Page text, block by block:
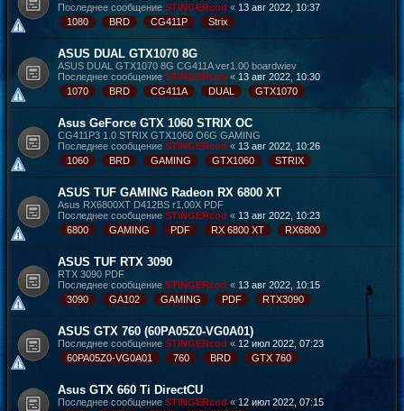
Последнее сообщение STINGERcod « 13 авг 2022, 10:37
1080
BRD CG411P Strix
ASUS DUAL GTX1070 8G
ASUS DUAL GTX1070 8G CG411A ver1.00 boardwiev
Последнее сообщение STINGERcod « 13 авг 2022, 10:30
1070
BRD CG411A DUAL GTX1070
Asus GeForce GTX 1060 STRIX OC
CG411P3 1.0 STRIX GTX1060 O6G GAMING
Последнее сообщение STINGERcod « 13 авг 2022, 10:26
1060
BRD GAMING GTX1060 STRIX
ASUS TUF GAMING Radeon RX 6800 XT
Asus RX6800XT D412BS r1.00X PDF
Последнее сообщение STINGERcod « 13 авг 2022, 10:23
6800
GAMING PDF RX 6800 XT RX6800
ASUS TUF RTX 3090
RTX 3090 PDF
Последнее сообщение STINGERcod « 13 авг 2022, 10:15
3090
GA102 GAMING PDF RTX3090
ASUS GTX 760 (60PA05Z0-VG0A01)
Последнее сообщение STINGERcod « 12 июл 2022, 07:23
60PA05Z0-VG0A01
760 BRD GTX 760
Asus GTX 660 Ti DirectCU
Последнее сообщение STINGERcod « 12 июл 2022, 07:15